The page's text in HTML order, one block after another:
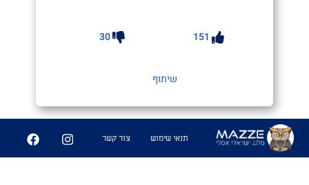
151
30
שיתוף
מַעֲרָכָה צְמוּדָה
תנאי שימוש צור קשר